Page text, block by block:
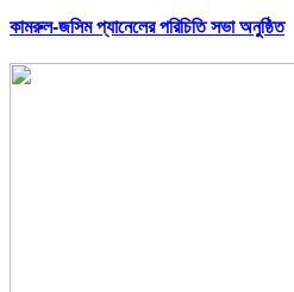
কামরুল-জসিম প্যানেলের পরিচিতি সভা অনুষ্ঠিত